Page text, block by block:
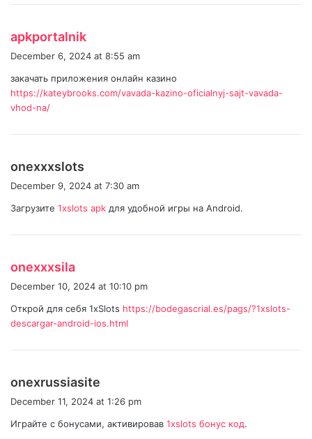
apkportalnik
s
:
December 6, 2024 at 8:55 am
закачать приложения онлайн казино
https://kateybrooks.com/vavada-kazino-oficialnyj-sajt-vavada-
vhod-na/
onexxxslots
s
December 9, 2024 at 7:30 am
Загрузите 1xslots apk для удобной игры на Android.
onexxxsila
s
:
December 10, 2024 at 10:10 pm
Открой для себя 1xSlots https://bodegascrial.es/pags/?1xslots-
descargar-android-ios.html
onexrussiasite
s
December 11, 2024 at 1:26 pm
Играйте с бонусами, активировав 1xslots бонус код.